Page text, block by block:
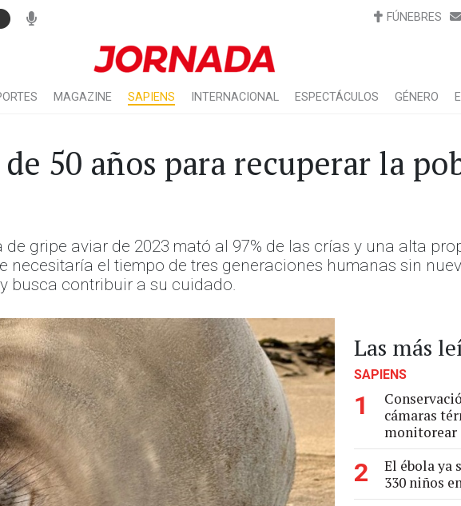
FÚNEBRES
MAGAZINE SAPIENS INTERNACIONAL ESPECTÁCULOS GÉNERO
50 años para recuperar la
gripe aviar de 2023 mató al 97% de las crías y una alta
necesitaría el tiempo de tres generaciones humanas sin
busca contribuir a su cuidado.
Las más
SAPIENS
1
cámaras
monitorear
2
El ébola ya
330 niños